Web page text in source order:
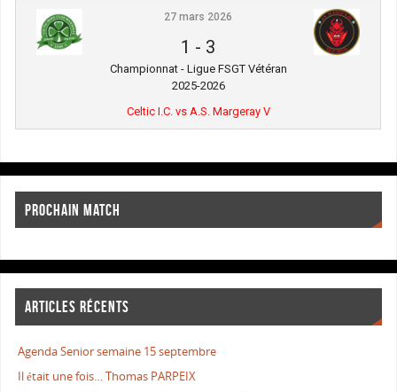
27 mars 2026
1 - 3
Championnat - Ligue FSGT Vétéran
2025-2026
Celtic I.C. vs A.S. Margeray V
PROCHAIN MATCH
ARTICLES RÉCENTS
Agenda Senior semaine 15 septembre
Il était une fois… Thomas PARPEIX